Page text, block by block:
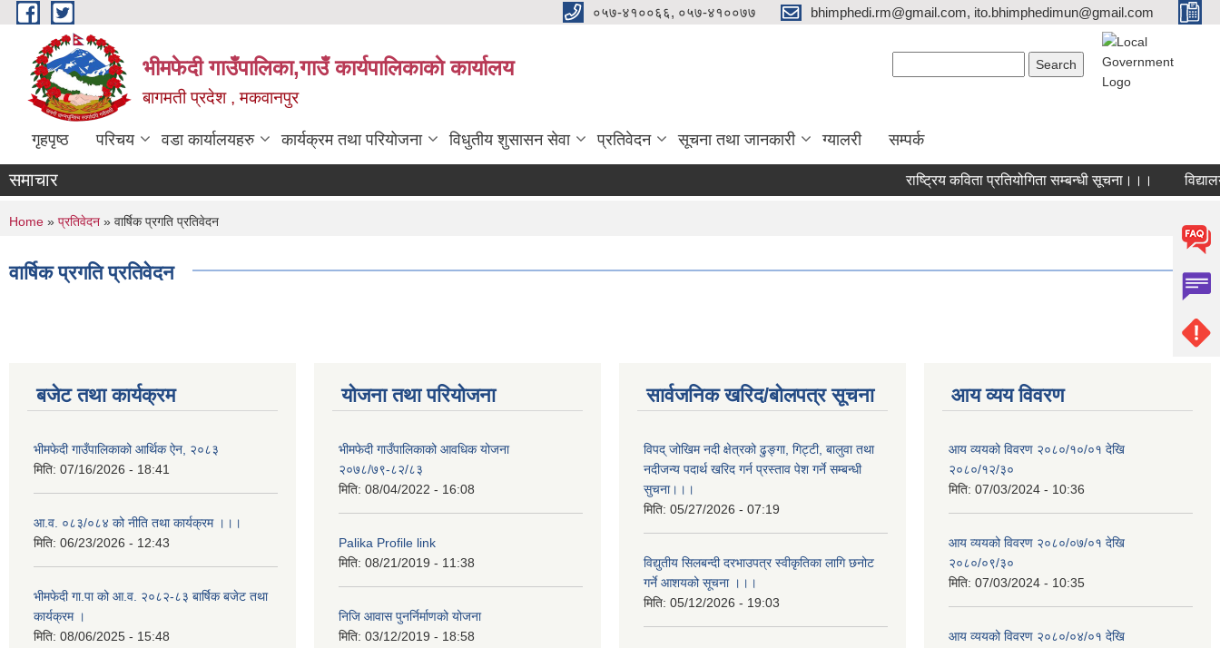
Skip to main content ०५७-४१००६६, ०५७-४१००७७ bhimphedi.rm@gmail.com, ito.bhimphedimun@gmail.com
भीमफेदी गाउँपालिका,गाउँ कार्यपालिकाकाे कार्यालय
बागमती प्रदेश , मकवानपुर
गृहपृष्ठ परिचय वडा कार्यालयहरु कार्यक्रम तथा परियोजना विधुतीय शुसासन सेवा प्रतिवेदन सूचना तथा जानकारी ग्यालरी सम्पर्क
समाचार राष्ट्रिय कविता प्रतियोगिता सम्बन्धी सूचना।।। विद्यालय
You are here
Home » प्रतिवेदन » वार्षिक प्रगति प्रतिवेदन
वार्षिक प्रगति प्रतिवेदन
बजेट तथा कार्यक्रम
भीमफेदी गाउँपालिकाको आर्थिक ऐन, २०८३
मिति: 07/16/2026 - 18:41
आ.व. ०८३/०८४ को नीति तथा कार्यक्रम ।।।
मिति: 06/23/2026 - 12:43
भीमफेदी गा.पा को आ.व. २०८२-८३ बार्षिक बजेट तथा
कार्यक्रम ।
मिति: 08/06/2025 - 15:48
योजना तथा परियोजना
भीमफेदी गाउँपालिकाको आवधिक योजना
२०७८/७९-८२/८३
मिति: 08/04/2022 - 16:08
Palika Profile link
मिति: 08/21/2019 - 11:38
निजि आवास पुनर्निर्माणको योजना
मिति: 03/12/2019 - 18:58
सार्वजनिक खरिद/बोलपत्र सूचना
विपद् जोखिम नदी क्षेत्रको ढुङ्गा, गिट्टी, बालुवा तथा
नदीजन्य पदार्थ खरिद गर्न प्रस्ताव पेश गर्ने सम्बन्धी
सुचना।।।
मिति: 05/27/2026 - 07:19
विद्युतीय सिलबन्दी दरभाउपत्र स्वीकृतिका लागि छनोट
गर्ने आशयको सूचना ।।।
मिति: 05/12/2026 - 19:03
आय व्यय विवरण
आय व्ययको विवरण २०८०/१०/०१ देखि
२०८०/१२/३०
मिति: 07/03/2024 - 10:36
आय व्ययको विवरण २०८०/०७/०१ देखि
२०८०/०९/३०
मिति: 07/03/2024 - 10:35
आय व्ययको विवरण २०८०/०४/०१ देखि